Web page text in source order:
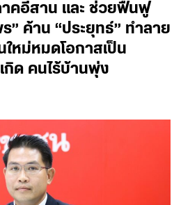
าคอีสาน และ ช่วยฟื้นฟู
” ค้าน “ประยุทธ์” ทำลาย
หม่หมดโอกาสเป็น
กิด คนไร้บ้านพุ่ง